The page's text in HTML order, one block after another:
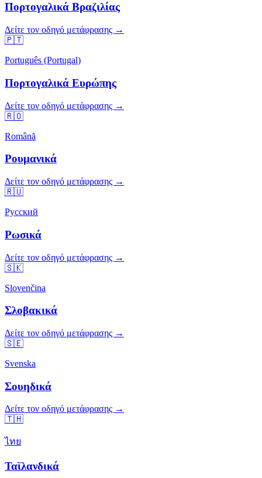
Πορτογαλικά Βραζιλίας
Δείτε τον οδηγό μετάφρασης →
🇵🇹
Português (Portugal)
Πορτογαλικά Ευρώπης
Δείτε τον οδηγό μετάφρασης →
🇷🇴
Română
Ρουμανικά
Δείτε τον οδηγό μετάφρασης →
🇷🇺
Русский
Ρωσικά
Δείτε τον οδηγό μετάφρασης →
🇸🇰
Slovenčina
Σλοβακικά
Δείτε τον οδηγό μετάφρασης →
🇸🇪
Svenska
Σουηδικά
Δείτε τον οδηγό μετάφρασης →
🇹🇭
ไทย
Ταϊλανδικά